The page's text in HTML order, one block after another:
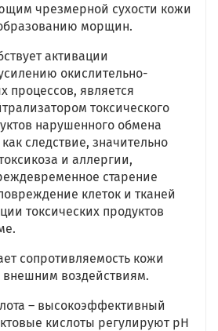
чрезмерной сухости кожи
морщин.
активации
окислительно-
процессов, является
токсического
нарушенного обмена
следствие, значительно
и аллергии,
старение
клеток и тканей
токсических продуктов
сопротивляемость кожи
воздействиям.
– высокоэффективный
кислоты регулируют рН